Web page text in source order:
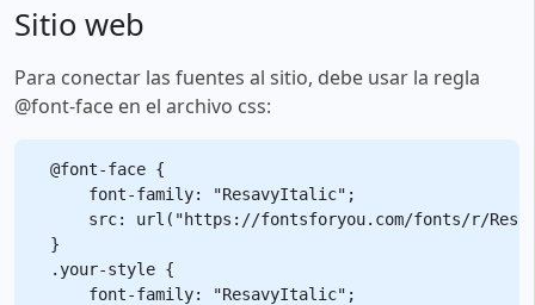
Sitio web
Para conectar las fuentes al sitio, debe usar la regla
@font-face en el archivo css:
@font-face {
    font-family: "ResavyItalic";
src: url("https://fontsforyou.com/fonts/r/
}
.your-style {
    font-family: "ResavyItalic";